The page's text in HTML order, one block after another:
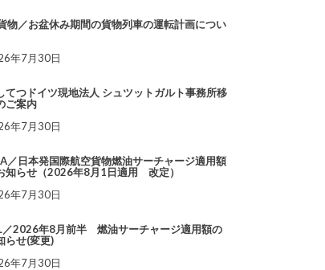
物／お盆休み期間の貨物列車の運転計画につい
年7月30日
てつドイツ現地法人 シュツットガルト事務所移
ご案内
年7月30日
／日本発国際航空貨物燃油サーチャージ適用額
知らせ（2026年8月1日適用 改定）
年7月30日
／2026年8月前半 燃油サーチャージ適用額の
らせ(変更)
年7月30日